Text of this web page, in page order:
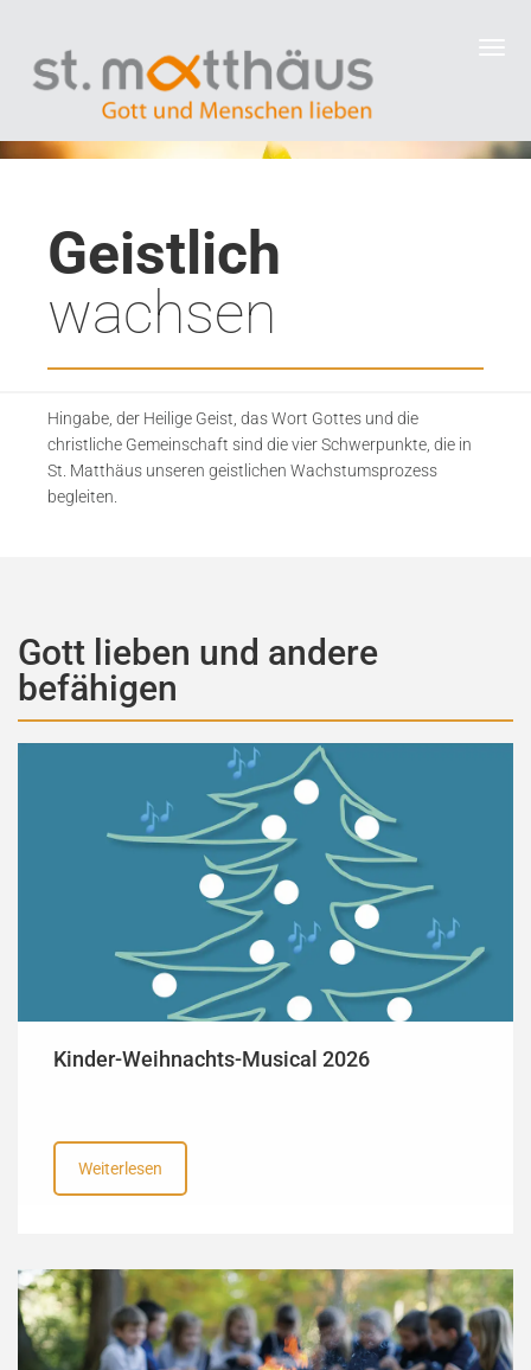
Geistlich
wachsen
Hingabe, der Heilige Geist, das Wort Gottes und die
christliche Gemeinschaft sind die vier Schwerpunkte, die in
St. Matthäus unseren geistlichen Wachstumsprozess
begleiten.
Gott lieben und andere
befähigen
Kinder-Weihnachts-Musical 2026
Weiterlesen